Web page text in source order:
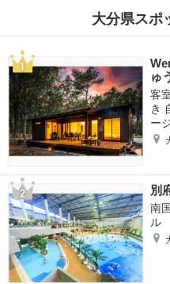
大分県スポ
ゅ
客
き
ー
別
南
ル